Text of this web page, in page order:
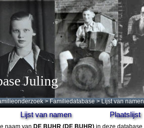
Juling
>Familiedatabase > Lijst van namen
Lijst van namen Plaatslijst
naam van DE BUHR (DE BUHR) in deze